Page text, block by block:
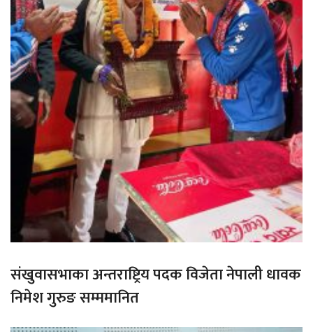
संखुवासभाका अन्तराष्ट्रिय पदक विजेता नेपाली धावक
निमेश गुरुङ सम्ममानित